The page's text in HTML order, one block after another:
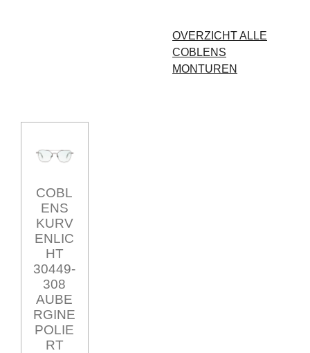
OVERZICHT ALLE
COBLENS
MONTUREN
COBL
ENS
KURV
ENLIC
HT
30449-
308
AUBE
RGINE
POLIE
RT